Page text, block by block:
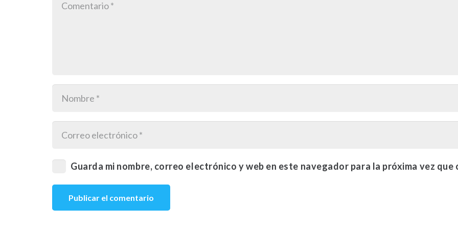
Guarda mi nombre, correo electrónico y web en este navegador para la próxima vez que
Publicar el comentario